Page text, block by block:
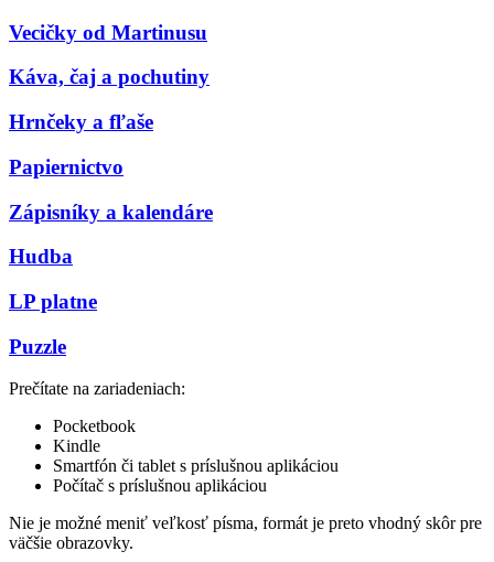
Vecičky od Martinusu
Káva, čaj a pochutiny
Hrnčeky a fľaše
Papiernictvo
Zápisníky a kalendáre
Hudba
LP platne
Puzzle
Prečítate na zariadeniach:
Pocketbook
Kindle
Smartfón či tablet s príslušnou aplikáciou
Počítač s príslušnou aplikáciou
Nie je možné meniť veľkosť písma, formát je preto vhodný skôr pre
väčšie obrazovky.